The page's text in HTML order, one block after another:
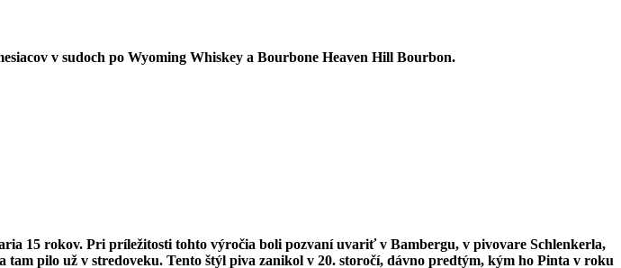
v sudoch po Wyoming Whiskey a Bourbone Heaven Hill Bourbon.
15 rokov. Pri príležitosti tohto výročia boli pozvaní uvariť v Bambergu, v pivovare Schlenkerla,
pilo už v stredoveku. Tento štýl piva zanikol v 20. storočí, dávno predtým, kým ho Pinta v roku